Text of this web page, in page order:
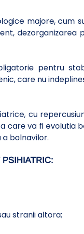
majore, cum
dezorganizarea
pentru
care nu
cu
care va fi evolutia
bolnavilor.
stranii altora;